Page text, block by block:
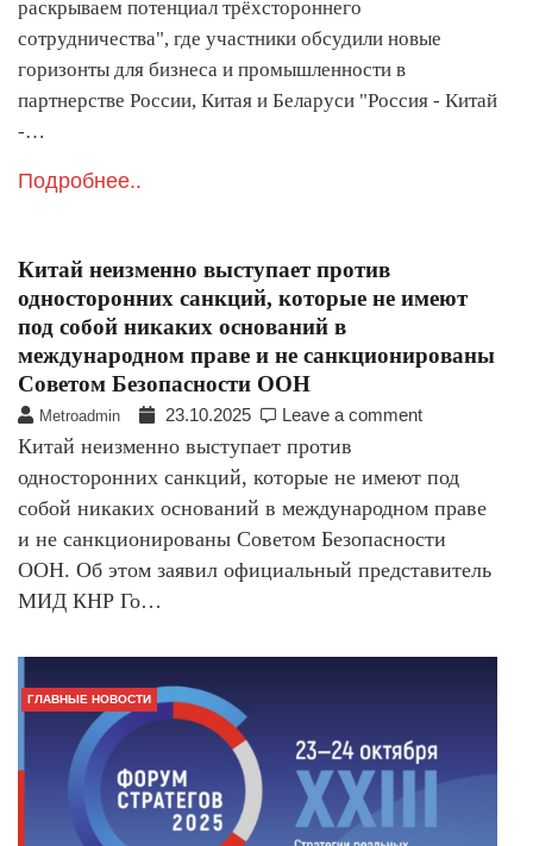
раскрываем потенциал трёхстороннего
сотрудничества", где участники обсудили новые
горизонты для бизнеса и промышленности в
партнерстве России, Китая и Беларуси "Россия - Китай
-…
Подробнее..
Китай неизменно выступает против
односторонних санкций, которые не имеют
под собой никаких оснований в
международном праве и не санкционированы
Советом Безопасности ООН
Metroadmin 23.10.2025 Leave a comment
Китай неизменно выступает против
односторонних санкций, которые не имеют под
собой никаких оснований в международном праве
и не санкционированы Советом Безопасности
ООН. Об этом заявил официальный представитель
МИД КНР Го…
ГЛАВНЫЕ НОВОСТИ